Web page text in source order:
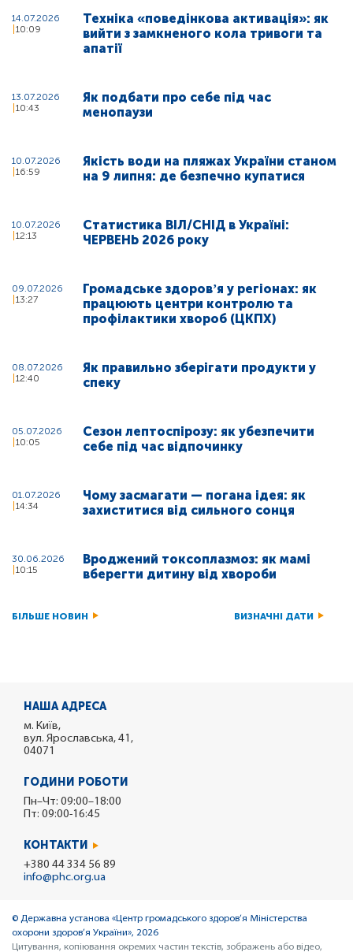
14.07.2026
10:09
Техніка «поведінкова активація»: як
вийти з замкненого кола тривоги та
апатії
13.07.2026
10:43
Як подбати про себе під час
менопаузи
10.07.2026
16:59
Якість води на пляжах України станом
на 9 липня: де безпечно купатися
10.07.2026
12:13
Статистика ВІЛ/СНІД в Україні:
ЧЕРВЕНЬ 2026 року
09.07.2026
13:27
Громадське здоровʼя у регіонах: як
працюють центри контролю та
профілактики хвороб (ЦКПХ)
08.07.2026
12:40
Як правильно зберігати продукти у
спеку
05.07.2026
10:05
Сезон лептоспірозу: як убезпечити
себе під час відпочинку
01.07.2026
14:34
Чому засмагати — погана ідея: як
захиститися від сильного сонця
30.06.2026
10:15
Вроджений токсоплазмоз: як мамі
вберегти дитину від хвороби
БІЛЬШЕ НОВИН ВИЗНАЧНІ ДАТИ
НАША АДРЕСА
м. Київ,
вул. Ярославська, 41,
04071
ГОДИНИ РОБОТИ
Пн–Чт: 09:00–18:00
Пт: 09:00-16:45
КОНТАКТИ
+380 44 334 56 89
info@phc.org.ua
© Державна установа «Центр громадського здоров’я Міністерства
охорони здоров’я України», 2026
Цитування, копіювання окремих частин текстів, зображень або відео,